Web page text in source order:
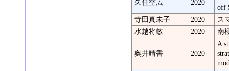
久住空広 2020
off
寺田真未子
2020
ス
水越将敏
2020 南
奥井晴香 2020
A